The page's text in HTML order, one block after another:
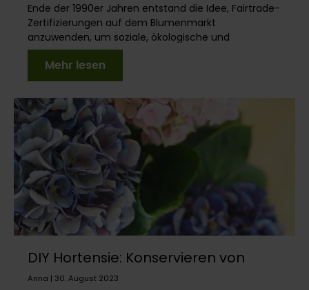
Ende der 1990er Jahren entstand die Idee, Fairtrade-
Zertifizierungen auf dem Blumenmarkt
anzuwenden, um soziale, ökologische und
ökonomische Missständ...
Mehr lesen
DIY Hortensie: Konservieren von
Blütenglück
Anna | 30. August 2023